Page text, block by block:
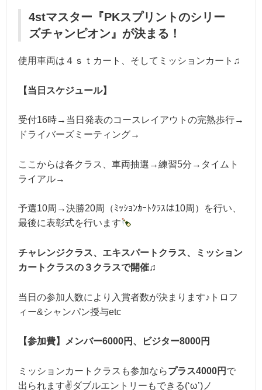
4stマスター『PKスプリントのシリー
ズチャンピオン』が決まる！
使用車両は４ｓｔカート、そしてミッションカート♫
【当日スケジュール】
受付16時→当日発表のコースレイアウトの完熟歩行→
ドライバーズミーティング→
ここからは各クラス、車両抽選→練習5分→タイムト
ライアル→
予選10周→決勝20周（ﾐｯｼｮﾝｶｰﾄｸﾗｽは10周）を行い、
最後に表彰式を行います
チャレンジクラス、エキスパートクラス、ミッション
カートクラスの３クラスで開催♫
当日の参加人数により入賞者数が決まります♪トロフ
ィー&シャンパン授与etc
【参加費】メンバー6000円、ビジター8000円
ミッションカートクラスも参加ならプラス4000円 で
出られます✌ダブルエントリーもできる(‘ω’)ノ